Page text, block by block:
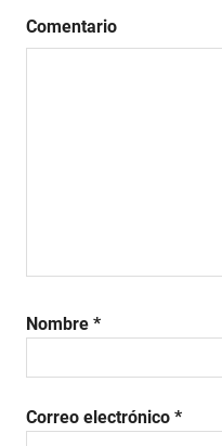
Comentario
Nombre *
Correo electrónico *